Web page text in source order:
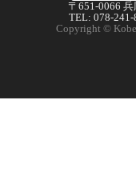
〒651-0066
TEL: 078-
Copyright ©